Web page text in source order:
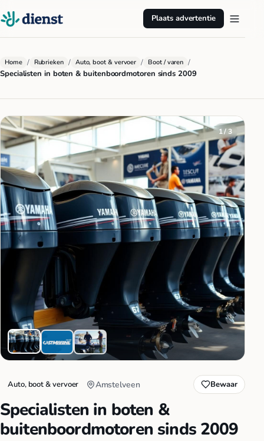
Plaats advertentie
Home / Rubrieken / Auto, boot & vervoer / Boot / varen /
Specialisten in boten & buitenboordmotoren sinds 2009
1 / 3
Auto, boot & vervoer Amstelveen Bewaar
Specialisten in boten &
buitenboordmotoren sinds 2009